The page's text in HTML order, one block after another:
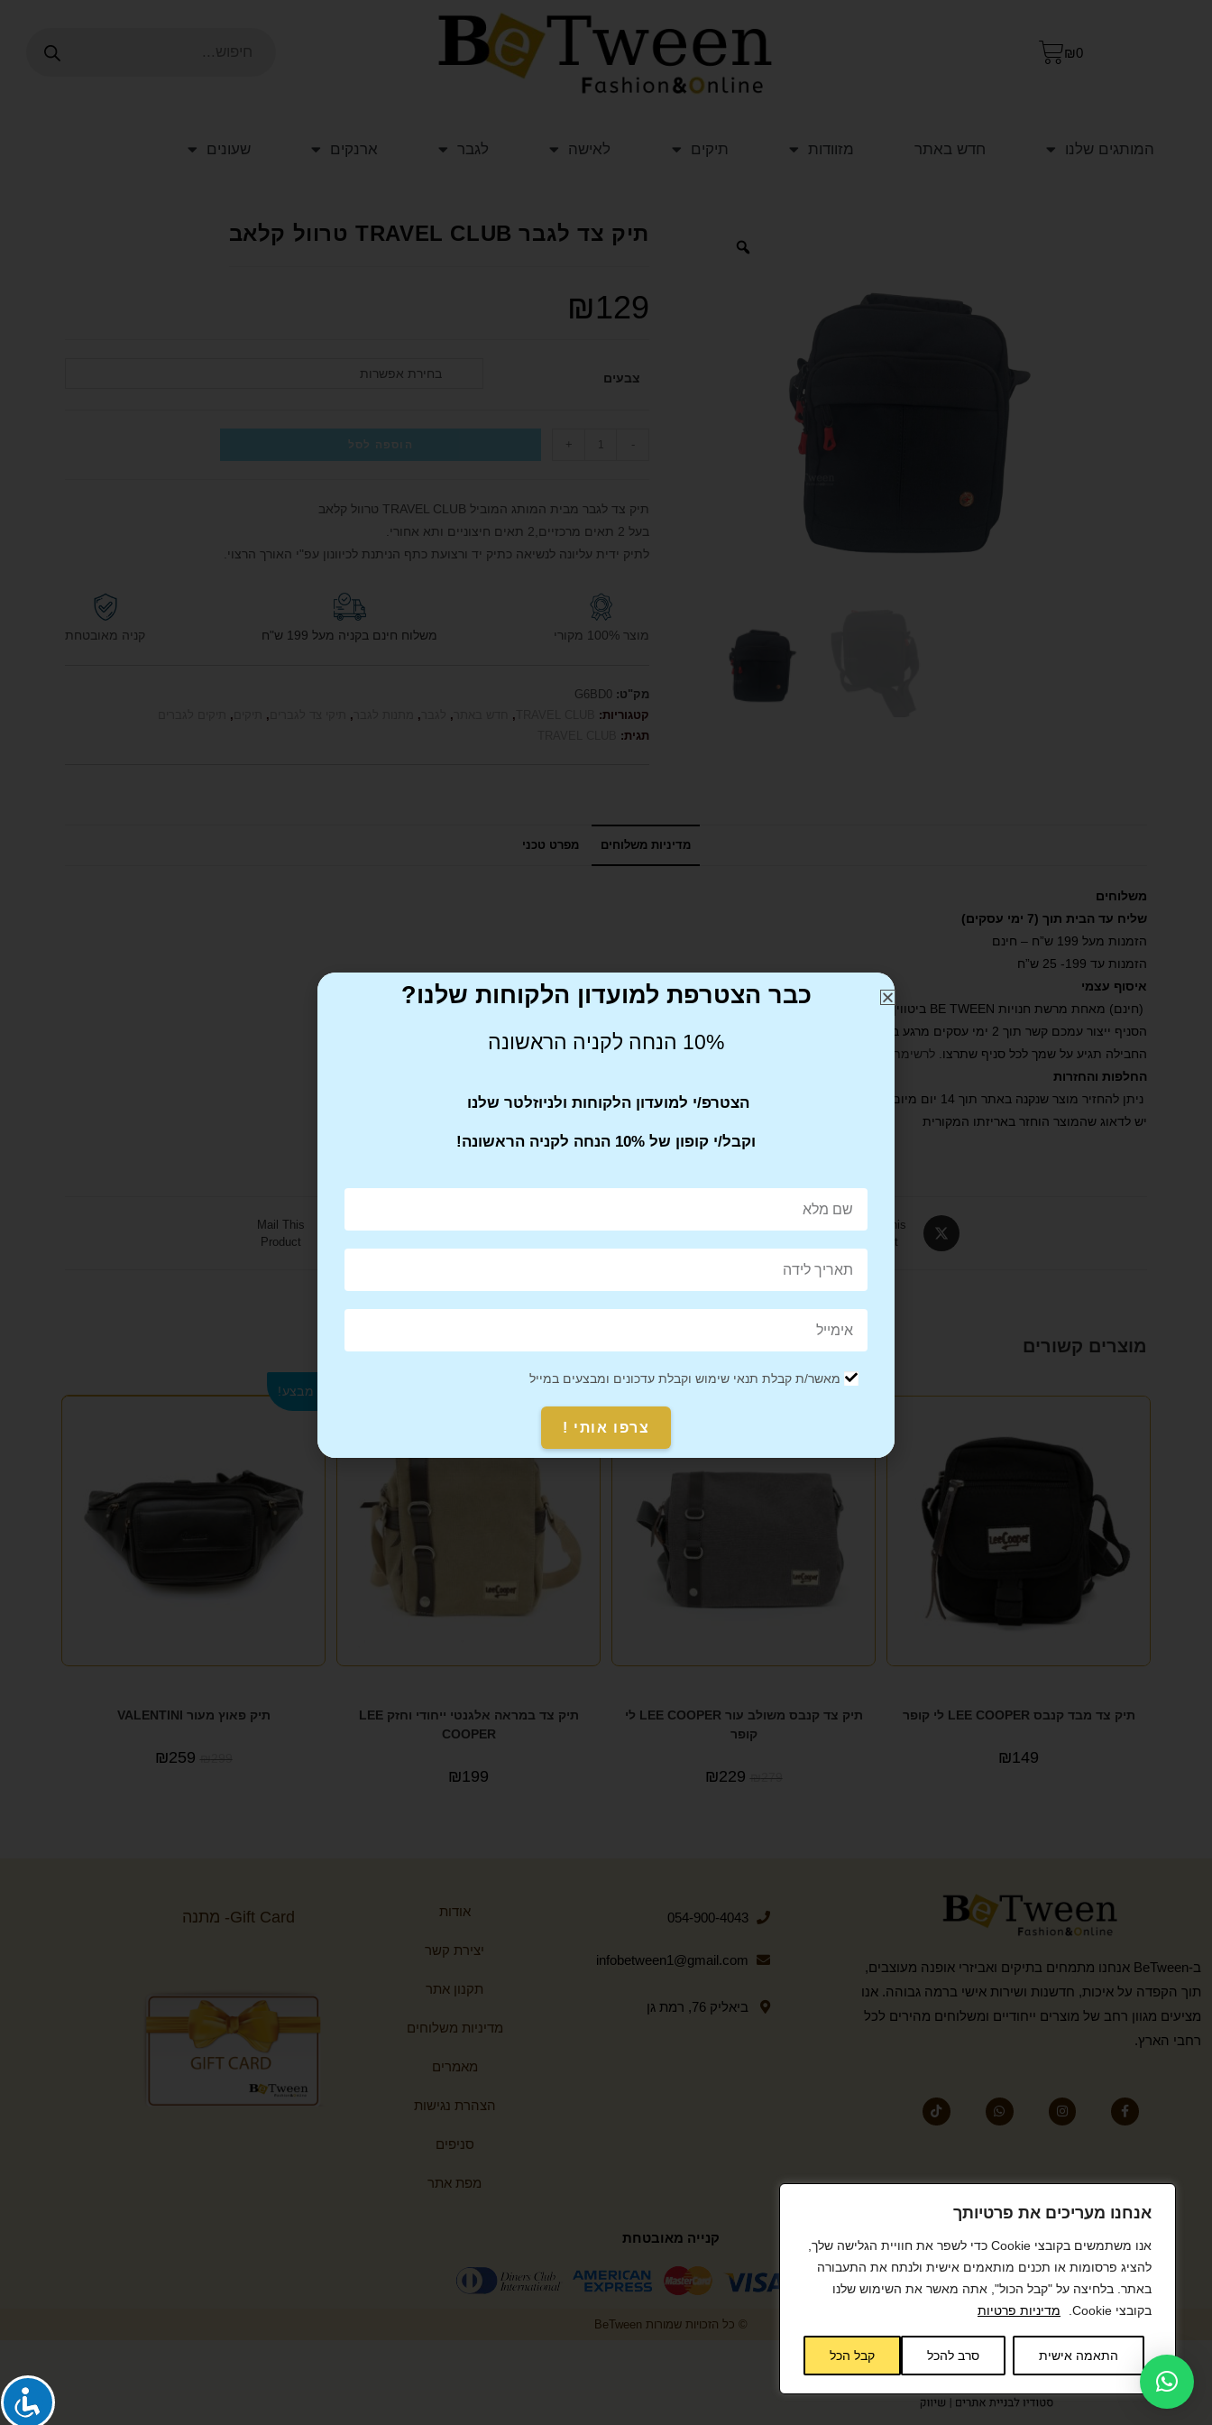
אנחנו מעריכים את פרטיותך
אנו משתמשים בקובצי Cookie כדי לשפר את חוויית הגלישה שלך,
להציג פרסומות או תכנים מותאמים אישית ולנתח את התעבורה
באתר. בלחיצה על "קבל הכול", אתה מאשר את השימוש שלנו
בקובצי Cookie.
מדיניות פרטיות
התאמה אישית סרב להכל קבל הכל
₪0
המותגים שלנו חדש באתר מזוודות תיקים לאישה לגבר ארנקים שעונים
תיק צד לגבר TRAVEL CLUB טרוול קלאב
₪129
צבעים בחירת אפשרות
-
+ הוספה לסל
תיק צד לגבר מבית המותג המוביל TRAVEL CLUB טרוול קלאב
בעל 2 תאים מרכזיים,2 תאים חיצוניים ותא אחורי.
לתיק ידית עליונה לנשיאה כתיק יד ורצועת כתף הניתנת לכיוונון עפ"י האורך הרצוי.
מוצר 100% מקורי משלוח חינם בקניה מעל 199 ש"ח קניה מאובטחת
מק"ט: G6BD0
קטגוריות:
,
,
,
,
,
,
תגית:
מדיניות משלוחים מפרט טכני
משלוחים
שליח עד הבית תוך (7 ימי עסקים)
הזמנות מעל 199 ש”ח – חינם
הזמנות עד 199- 25 ש”ח
איסוף עצמי
(חינם) מאחת מרשת חנויות BE TWEEN ביטווין .
הסניף ייצור עמכם קשר תוך 2 ימי עסקים מרגע ביצוע ההזמנה באתר ואישורה.
החבילה תגיע על שמך לכל סניף שתרצו. לרשימת הסניפים שלנו
החלפות והחזרות
ניתן להחזיר מוצר שנקנה באתר תוך 14 יום מיום קבלת הפריט.
יש לדאוג שהמוצר הוחזר באריזתו המקורית
Tweet This
Product
Mail This
Product
מוצרים קשורים
תיק צד מבד קנבס LEE COOPER לי קופר
₪149
תיק צד קנבס משולב עור LEE COOPER לי
קופר
₪279
₪229
תיק צד במראה אלגנטי ייחודי וחזק LEE
COOPER
₪199
מבצע!
תיק פאוץ מעור VALENTINI
₪299
₪259
ב-BeTween אנחנו מתמחים בתיקים ואביזרי אופנה מעוצבים,
תוך הקפדה על איכות, חדשנות ושירות אישי ברמה גבוהה. אנו
מציעים מגוון רחב של מוצרים ייחודיים ומשלוחים מהירים לכל
רחבי הארץ.
054-900-4043
infobetween1@gmail.com
ביאליק 76, רמת גן
אודות
יצירת קשר
תקנון אתר
מדיניות משלוחים
מאמרים
הצהרת נגישות
סניפים
מפת אתר
Gift Card- מתנה
קנייה מאובטחת
© כל הזכויות שמורות BeTween
כבר הצטרפת למועדון הלקוחות שלנו?
10% הנחה לקניה הראשונה
הצטרפ/י למועדון הלקוחות ולניוזלטר שלנו
וקבל/י קופון של 10% הנחה לקניה הראשונה!
מאשר/ת קבלת תנאי שימוש וקבלת עדכונים ומבצעים במייל
צרפו אותי !